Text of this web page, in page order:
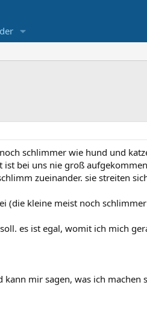
schlimmer wie hund und
ist bei uns nie groß
zueinander. sie streiten
(die kleine meist noch
es ist egal, womit ich mich
mir sagen, was ich machen